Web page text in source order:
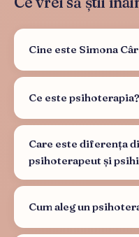
Cine este Simona
Ce este psihoterapia?
Care este diferența
psihoterapeut și
Cum aleg un